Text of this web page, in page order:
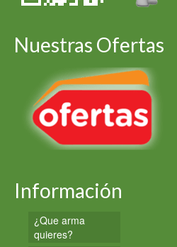
Nuestras Ofertas
Información
¿Que arma
quieres?